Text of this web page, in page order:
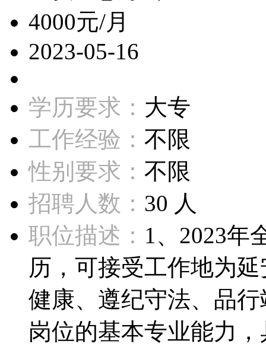
4000元/月
2023-05-16
学历要求： 大专
工作经验： 不限
性别要求： 不限
招聘人数： 30 人
职位描述： 1、2023年
历，可接受工作地为
健康、遵纪守法、品
岗位的基本专业能力